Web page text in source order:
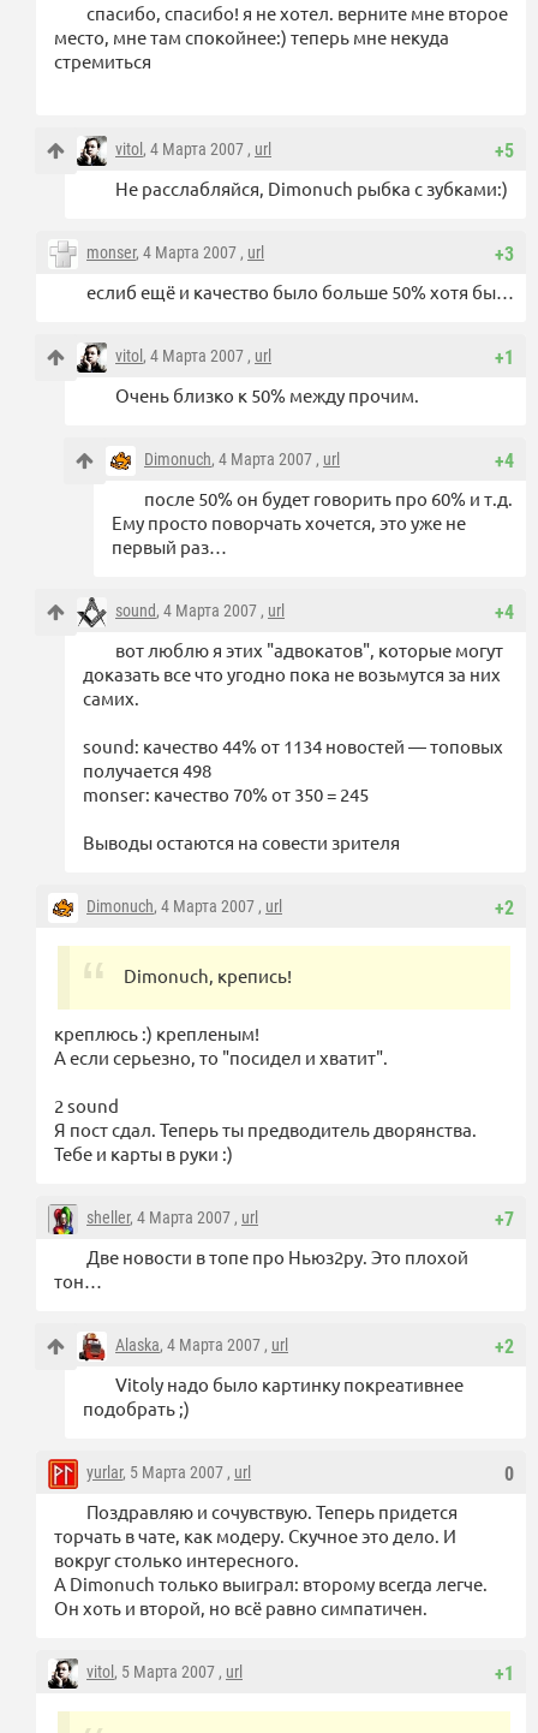
спасибо, спасибо! я не хотел. верните мне второе
место, мне там спокойнее:) теперь мне некуда
стремиться
+5
vitol , 4 Марта 2007 , url
Не расслабляйся, Dimonuch рыбка с зубками:)
+3
monser, 4 Марта 2007 , url
еслиб ещё и качество было больше 50% хотя бы…
+1
vitol , 4 Марта 2007 , url
Очень близко к 50% между прочим.
+4
Dimonuch, 4 Марта 2007 , url
после 50% он будет говорить про 60% и т.д.
Ему просто поворчать хочется, это уже не
первый раз…
+4
sound, 4 Марта 2007 , url
вот люблю я этих "адвокатов", которые могут
доказать все что угодно пока не возьмутся за них
самих.
sound: качество 44% от 1134 новостей — топовых
получается 498
monser: качество 70% от 350 = 245
Выводы остаются на совести зрителя
+2
Dimonuch, 4 Марта 2007 , url
Dimonuch, крепись!
креплюсь :) крепленым!
А если серьезно, то "посидел и хватит".
2 sound
Я пост сдал. Теперь ты предводитель дворянства.
Тебе и карты в руки :)
+7
sheller, 4 Марта 2007 , url
Две новости в топе про Ньюз2ру. Это плохой
тон…
+2
Alaska, 4 Марта 2007 , url
Vitolу надо было картинку покреативнее
подобрать ;)
0
yurlar, 5 Марта 2007 , url
Поздравляю и сочувствую. Теперь придется
торчать в чате, как модеру. Скучное это дело. И
вокруг столько интересного.
А Dimonuch только выиграл: второму всегда легче.
Он хоть и второй, но всё равно симпатичен.
+1
vitol , 5 Марта 2007 , url